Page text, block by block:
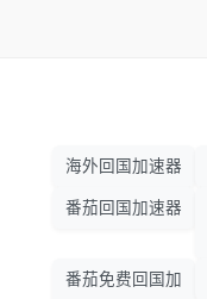
海外回国加速器
番茄回国加速器
番茄免费回国加